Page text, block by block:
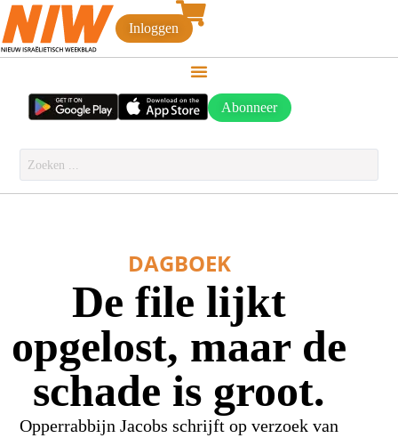
Inloggen
Abonneer
DAGBOEK
De file lijkt
opgelost, maar de
schade is groot.
Opperrabbijn Jacobs schrijft op verzoek van